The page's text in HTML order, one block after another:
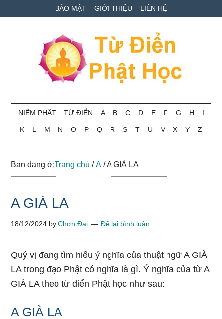
to
to
qua
BẢO MẬT GIỚI THIỆU LIÊN HỆ
Từ
điển
Phật
học
ngữ
NIỆM PHẬT TỪ ĐIỂN A B C D E F G H I
K L M N O P Q R S T U V X Y Z
Bạn đang ở:Trang chủ / A /A GIÀ LA
A GIÀ LA
18/12/2024 byChơn Đại Để lại bình luận
Quý vị đang tìm hiểu ý nghĩa của thuật ngữ A GIÀ
LA trong đạo Phật có nghĩa là gì. Ý nghĩa của từ A
GIÀ LA theo từ điển Phật học như sau:
A GIÀ LA